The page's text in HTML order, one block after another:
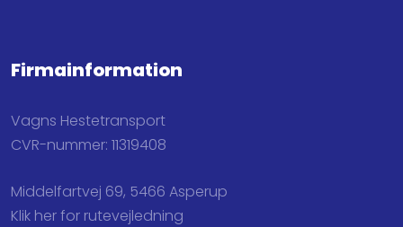
Firmainformation
Vagns Hestetransport
CVR-nummer: 11319408
Middelfartvej 69, 5466 Asperup
Klik her for rutevejledning